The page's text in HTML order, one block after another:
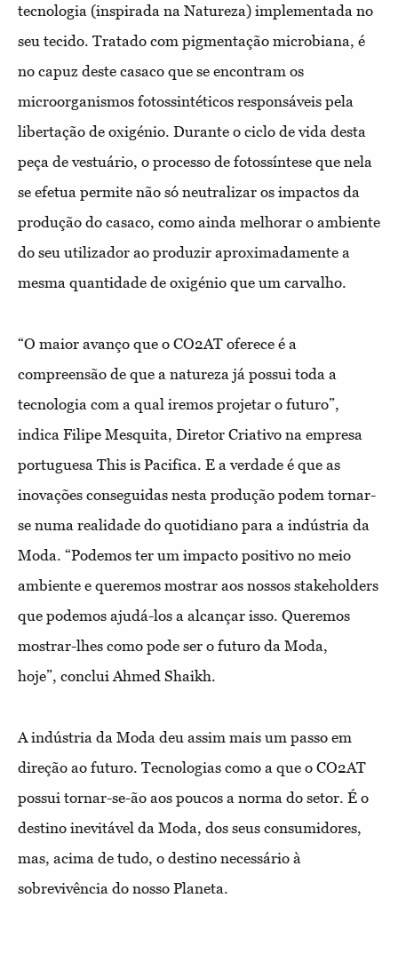
tecnologia (inspirada na Natureza) implementada no
seu tecido. Tratado com pigmentação microbiana, é
no capuz deste casaco que se encontram os
microorganismos fotossintéticos responsáveis pela
libertação de oxigénio. Durante o ciclo de vida desta
peça de vestuário, o processo de fotossíntese que nela
se efetua permite não só neutralizar os impactos da
produção do casaco, como ainda melhorar o ambiente
do seu utilizador ao produzir aproximadamente a
mesma quantidade de oxigénio que um carvalho.
“O maior avanço que o CO2AT oferece é a
compreensão de que a natureza já possui toda a
tecnologia com a qual iremos projetar o futuro”,
indica Filipe Mesquita, Diretor Criativo na empresa
portuguesa This is Pacifica. E a verdade é que as
inovações conseguidas nesta produção podem tornar-
se numa realidade do quotidiano para a indústria da
Moda. “Podemos ter um impacto positivo no meio
ambiente e queremos mostrar aos nossos stakeholders
que podemos ajudá-los a alcançar isso. Queremos
mostrar-lhes como pode ser o futuro da Moda,
hoje”, conclui Ahmed Shaikh.
A indústria da Moda deu assim mais um passo em
direção ao futuro. Tecnologias como a que o CO2AT
possui tornar-se-ão aos poucos a norma do setor. É o
destino inevitável da Moda, dos seus consumidores,
mas, acima de tudo, o destino necessário à
sobrevivência do nosso Planeta.